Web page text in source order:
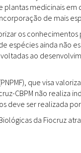
Sementes, Mudas &
Plantas
Produto & Indústria
Educação & Arte
Sites
medicinais
de mais
os
espécies ainda não
ao
que visa
CBPM não realiza
deve ser realizada
da Fiocruz